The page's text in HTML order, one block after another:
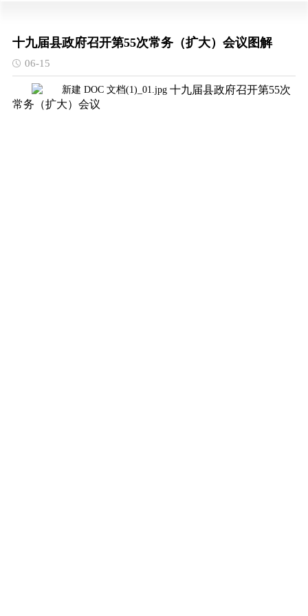
十九届县政府召开第55次常务（扩大）会议图解
06-15
十九届县政府召开第55次
常务（扩大）会议